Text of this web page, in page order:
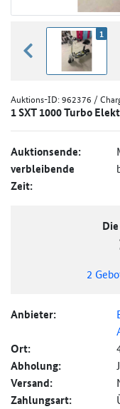
zurück blättern
1
Auktions-ID:962376 /
1 SXT 1000 Turbo
Auktionsende:
verbleibende
Zeit:
2
Anbieter:
Ort:
Abholung:
Versand:
Zahlungsart: